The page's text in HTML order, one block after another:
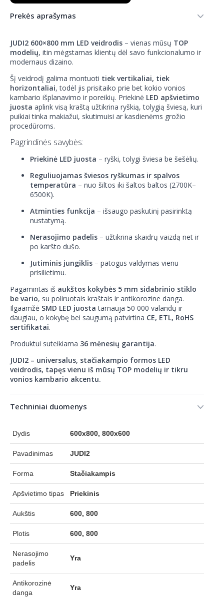
Prekės aprašymas
JUDI2 600×800 mm LED veidrodis – vienas mūsų TOP
modelių, itin mėgstamas klientų dėl savo funkcionalumo ir
modernaus dizaino.
Šį veidrodį galima montuoti tiek vertikaliai, tiek
horizontaliai, todėl jis prisitaiko prie bet kokio vonios
kambario išplanavimo ir poreikių. Priekinė LED apšvietimo
juosta aplink visą kraštą užtikrina ryškią, tolygią šviesą, kuri
puikiai tinka makiažui, skutimuisi ar kasdienėms grožio
procedūroms.
Pagrindinės savybės:
Priekinė LED juosta – ryški, tolygi šviesa be šešėlių.
Reguliuojamas šviesos ryškumas ir spalvos
temperatūra – nuo šiltos iki šaltos baltos (2700K–
6500K).
Atminties funkcija – išsaugo paskutinį pasirinktą
nustatymą.
Nerasojimo padelis – užtikrina skaidrų vaizdą net ir
po karšto dušo.
Jutiminis jungiklis – patogus valdymas vienu
prisilietimu.
Pagamintas iš aukštos kokybės 5 mm sidabrinio stiklo
be vario, su poliruotais kraštais ir antikorozine danga.
Ilgaamžė SMD LED juosta tarnauja 50 000 valandų ir
daugiau, o kokybę bei saugumą patvirtina CE, ETL, RoHS
sertifikatai.
Produktui suteikiama 36 mėnesių garantija.
JUDI2 – universalus, stačiakampio formos LED
veidrodis, tapęs vienu iš mūsų TOP modelių ir tikru
vonios kambario akcentu.
Techniniai duomenys
Dydis 600x800, 800x600
Pavadinimas JUDI2
Forma Stačiakampis
Apšvietimo tipas Priekinis
Aukštis 600, 800
Plotis 600, 800
Nerasojimo
padelis
Yra
Antikorozinė
danga
Yra